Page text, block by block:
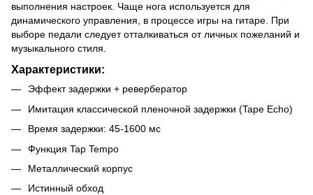
выполнения настроек. Чаще нога используется для
динамического управления, в процессе игры на гитаре. При
выборе педали следует отталкиваться от личных пожеланий и
музыкального стиля.
Характеристики:
Эффект задержки + ревербератор
Имитация классической пленочной задержки (Tape Echo)
Время задержки: 45-1600 мс
Функция Tap Tempo
Металлический корпус
Истинный обход